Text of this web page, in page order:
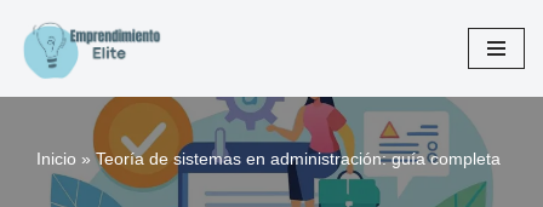
Saltar
al
contenido
Inicio »Teoría de sistemas en administración: guía completa